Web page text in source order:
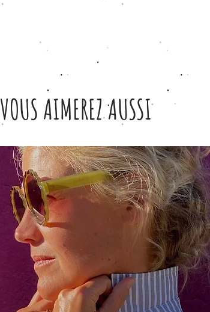
VOUS AIMEREZ AUSSI